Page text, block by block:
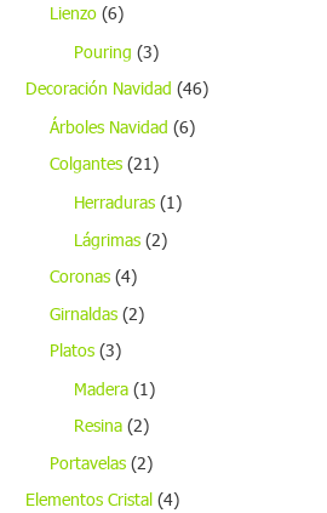
Lienzo (6)
Pouring (3)
Decoración Navidad (46)
Árboles Navidad (6)
Colgantes (21)
Herraduras (1)
Lágrimas (2)
Coronas (4)
Girnaldas (2)
Platos (3)
Madera (1)
Resina (2)
Portavelas (2)
Elementos Cristal (4)